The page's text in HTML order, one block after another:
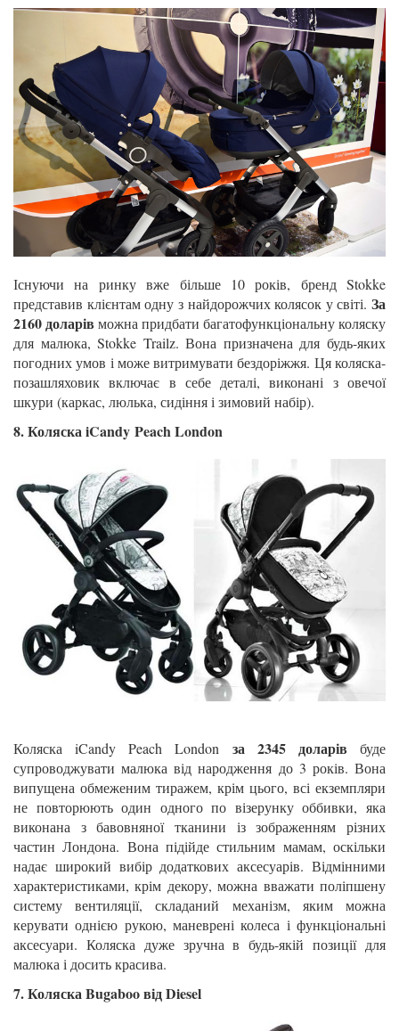
Існуючи на ринку вже більше 10 років, бренд Stokke
представив клієнтам одну з найдорожчих колясок у світі. За
2160 доларів можна придбати багатофункціональну коляску
для малюка, Stokke Trailz. Вона призначена для будь-яких
погодних умов і може витримувати бездоріжжя. Ця коляска-
позашляховик включає в себе деталі, виконані з овечої
шкури (каркас, люлька, сидіння і зимовий набір).
8. Коляска iCandy Peach London
Коляска iCandy Peach London за 2345 доларів буде
супроводжувати малюка від народження до 3 років. Вона
випущена обмеженим тиражем, крім цього, всі екземпляри
не повторюють один одного по візерунку оббивки, яка
виконана з бавовняної тканини із зображенням різних
частин Лондона. Вона підійде стильним мамам, оскільки
надає широкий вибір додаткових аксесуарів. Відмінними
характеристиками, крім декору, можна вважати поліпшену
систему вентиляції, складаний механізм, яким можна
керувати однією рукою, маневрені колеса і функціональні
аксесуари. Коляска дуже зручна в будь-якій позиції для
малюка і досить красива.
7. Коляска Bugaboo від Diesel